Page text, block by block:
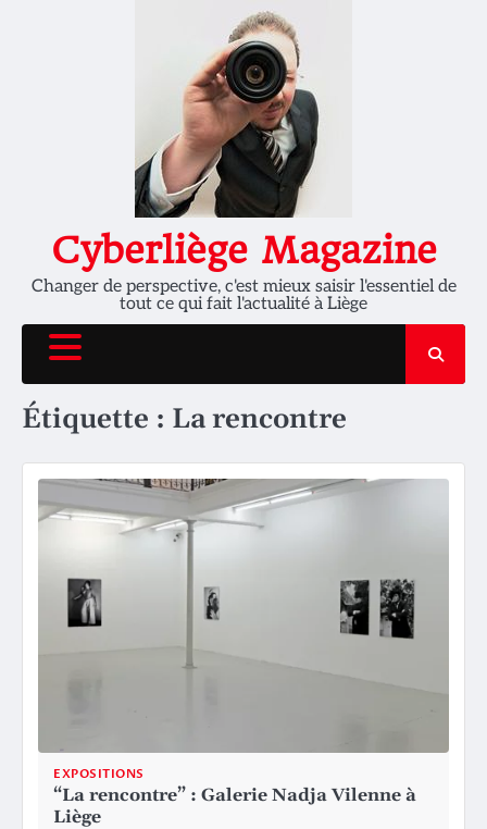
Cyberliège Magazine
Changer de perspective, c'est mieux saisir l'essentiel de
tout ce qui fait l'actualité à Liège
Étiquette : La rencontre
EXPOSITIONS
“La rencontre” : Galerie Nadja Vilenne à
Liège